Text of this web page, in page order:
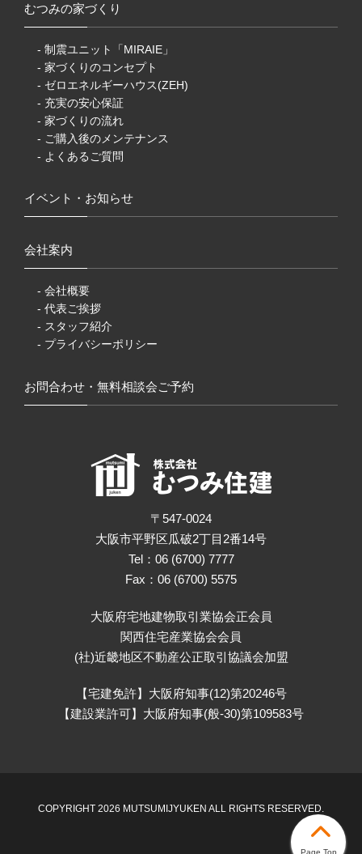
Page Top
むつみの家づくり
- 制震ユニット「MIRAIE」
- 家づくりのコンセプト
- ゼロエネルギーハウス(ZEH)
- 充実の安心保証
- 家づくりの流れ
- ご購入後のメンテナンス
- よくあるご質問
イベント・お知らせ
会社案内
- 会社概要
- 代表ご挨拶
- スタッフ紹介
- プライバシーポリシー
お問合わせ・無料相談会ご予約
〒547-0024
大阪市平野区瓜破2丁目2番14号
Tel：06 (6700) 7777
Fax：06 (6700) 5575
大阪府宅地建物取引業協会正会員
関西住宅産業協会会員
(社)近畿地区不動産公正取引協議会加盟
【宅建免許】大阪府知事(12)第20246号
【建設業許可】大阪府知事(般-30)第109583号
COPYRIGHT 2026 MUTSUMIJYUKEN ALL RIGHTS RESERVED.